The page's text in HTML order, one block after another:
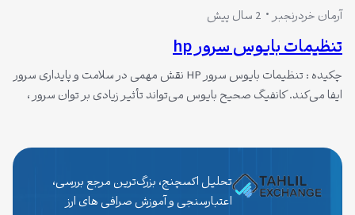
آرمان خردرنجبر 2 سال پیش
تنظیمات بایوس سرور hp
چکیده : تنظیمات بایوس سرور HP نقش مهمی در سلامت و پایداری سرور
ایفا می‌کند. کانفیگ صحیح بایوس می‌تواند تأثیر زیادی بر توان سرور ،
سخت‌افزار و سیستم عامل عمل می‌کند. بایوس سرور…
تحلیل اکسچنج، بزرگ‌ترین مرجع بررسی،
اعتبارسنجی و آموزش صرافی های ارز